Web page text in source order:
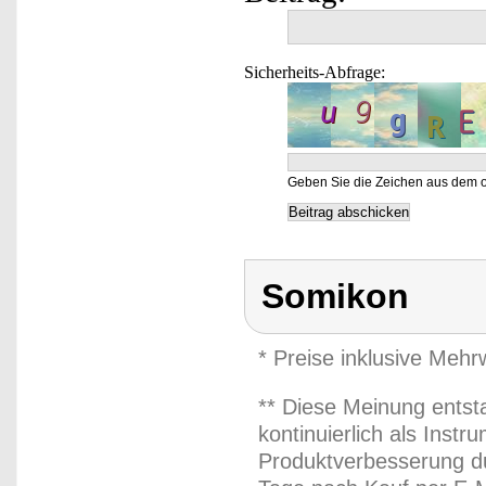
Sicherheits-Abfrage:
Geben Sie die Zeichen aus dem
Somikon
* Preise inklusive
** Diese Meinung
kontinuierlich als
Produktverbesserung